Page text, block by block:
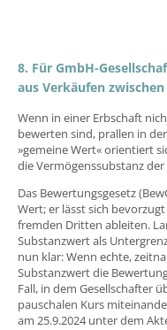
8. Für GmbH-
aus Verkäufen
Wenn in einer Erbschaft
bewerten sind, prallen in
»gemeine Wert« orientiert
die Vermögenssubstanz
Das Bewertungsgesetz
Wert; er lässt sich
fremden Dritten ableiten.
Substanzwert als
nun klar: Wenn echte,
Substanzwert die
Fall, in dem Gesellschafter
pauschalen Kurs
am 25.9.2024 unter dem